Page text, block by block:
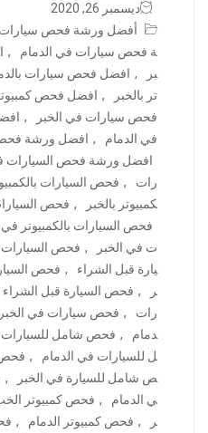
ديسمبر 26, 2020
أفضل ورشة فحص سيارات
ة فحص سيارات في الدمام
,
بر
, افضل فحص سيارات
تر بالخبر
, افضل فحص
فحص سيارات في الخبر
,
في الدمام
, افضل ورشة فحص
افضل ورشة فحص السيارات
رات
, فحص السيارات
كمبيوتر بالخبر
, فحص
فحص السيارات بالكمبيوتر في
ت في الخبر
, فحص السيارات
يارة قبل الشراء
, فحص
ر
, فحص السيارة قبل الشراء
رات
, فحص سيارات في الخبر
دمام
, فحص شامل للسيارات
ل للسيارات في الدمام
, فحص
ص شامل للسيارة في الخبر
,
ي الدمام
, فحص كمبيوتر
ر
, فحص كمبيوتر الدمام ,